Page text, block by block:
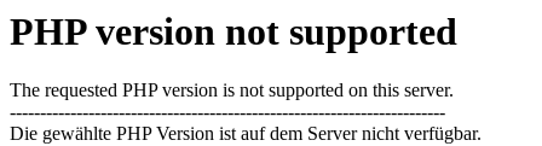
PHP version not supported
The requested PHP version is not supported on this server.
------------------------------------------------------------------------
Die gewählte PHP Version ist auf dem Server nicht verfügbar.